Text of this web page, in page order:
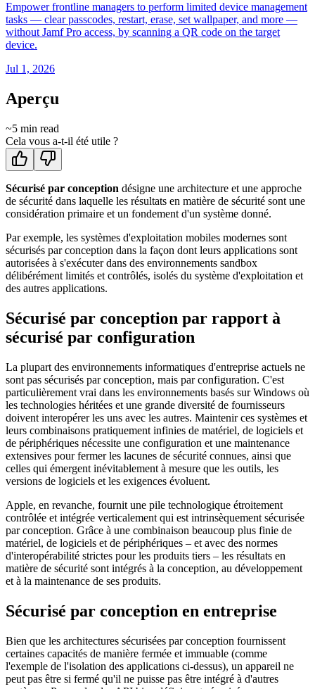
Empower frontline managers to perform limited device management
tasks — clear passcodes, restart, erase, set wallpaper, and more —
without Jamf Pro access, by scanning a QR code on the target
device.
Jul 1, 2026
Aperçu
~5 min read
Cela vous a-t-il été utile ?
Sécurisé par conception désigne une architecture et une approche
de sécurité dans laquelle les résultats en matière de sécurité sont une
considération primaire et un fondement d'un système donné.
Par exemple, les systèmes d'exploitation mobiles modernes sont
sécurisés par conception dans la façon dont leurs applications sont
autorisées à s'exécuter dans des environnements sandbox
délibérément limités et contrôlés, isolés du système d'exploitation et
des autres applications.
Sécurisé par conception par rapport à
sécurisé par configuration
La plupart des environnements informatiques d'entreprise actuels ne
sont pas sécurisés par conception, mais par configuration. C'est
particulièrement vrai dans les environnements basés sur Windows où
les technologies héritées et une grande diversité de fournisseurs
doivent interopérer les uns avec les autres. Maintenir ces systèmes et
leurs combinaisons pratiquement infinies de matériel, de logiciels et
de périphériques nécessite une configuration et une maintenance
extensives pour fermer les lacunes de sécurité connues, ainsi que
celles qui émergent inévitablement à mesure que les outils, les
versions de logiciels et les exigences évoluent.
Apple, en revanche, fournit une pile technologique étroitement
contrôlée et intégrée verticalement qui est intrinsèquement sécurisée
par conception. Grâce à une combinaison beaucoup plus finie de
matériel, de logiciels et de périphériques – et avec des normes
d'interopérabilité strictes pour les produits tiers – les résultats en
matière de sécurité sont intégrés à la conception, au développement
et à la maintenance de ses produits.
Sécurisé par conception en entreprise
Bien que les architectures sécurisées par conception fournissent
certaines capacités de manière fermée et immuable (comme
l'exemple de l'isolation des applications ci-dessus), un appareil ne
peut pas être si fermé qu'il ne puisse pas être intégré à d'autres